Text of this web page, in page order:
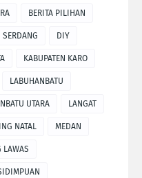
BERITA PILIHAN
SERDANG DIY
KABUPATEN KARO
LABUHANBATU
UTARA LANGAT
NATAL MEDAN
LAWAS